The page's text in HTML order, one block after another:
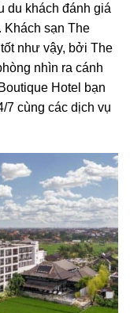
du khách đánh giá
Khách sạn The
như vậy, bởi The
nhìn ra cánh
Hotel bạn
7 cùng các dịch vụ